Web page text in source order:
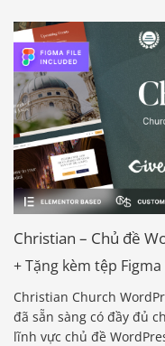
Christian – Chủ đề
+ Tặng kèm tệp
Christian Church
đã sẵn sàng có đầy đủ
lĩnh vực chủ đề